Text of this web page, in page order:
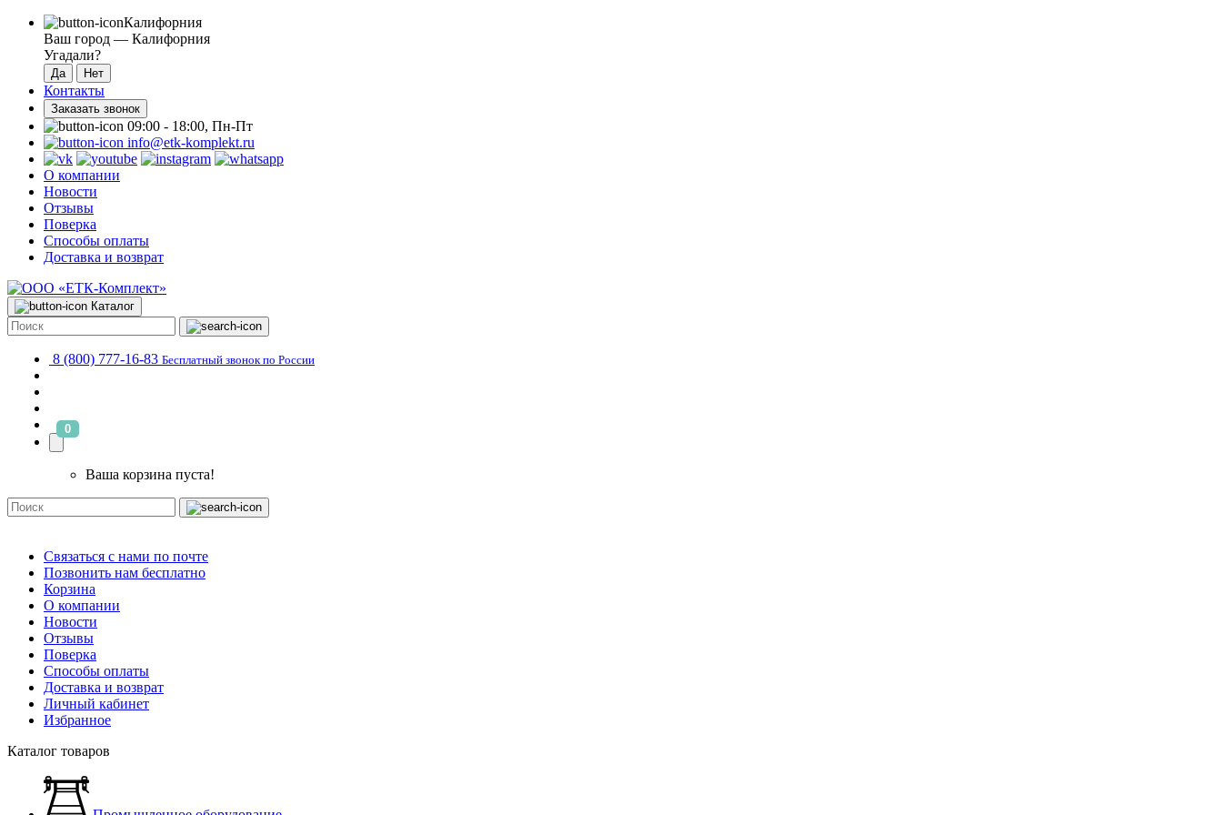
Калифорния
Ваш город — Калифорния
Угадали?
Контакты
Заказать звонок
09:00 - 18:00, Пн-Пт
info@etk-komplekt.ru
О компании
Новости
Отзывы
Поверка
Способы оплаты
Доставка и возврат
Каталог
8 (800) 777-16-83 Бесплатный звонок по России
0
Ваша корзина пуста!
Связаться с нами по почте
Позвонить нам бесплатно
Корзина
О компании
Новости
Отзывы
Поверка
Способы оплаты
Доставка и возврат
Личный кабинет
Избранное
Каталог товаров